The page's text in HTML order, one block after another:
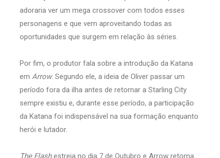
adoraria ver um mega crossover com todos esses
personagens e que vem aproveitando todas as
oportunidades que surgem em relação às séries.
Por fim, o produtor fala sobre a introdução da Katana
em Arrow. Segundo ele, a ideia de Oliver passar um
período fora da ilha antes de retornar a Starling City
sempre existiu e, durante esse período, a participação
da Katana foi indispensável na sua formação enquanto
herói e lutador.
The Flashestreia no dia 7 de Outubro e Arrow retorna